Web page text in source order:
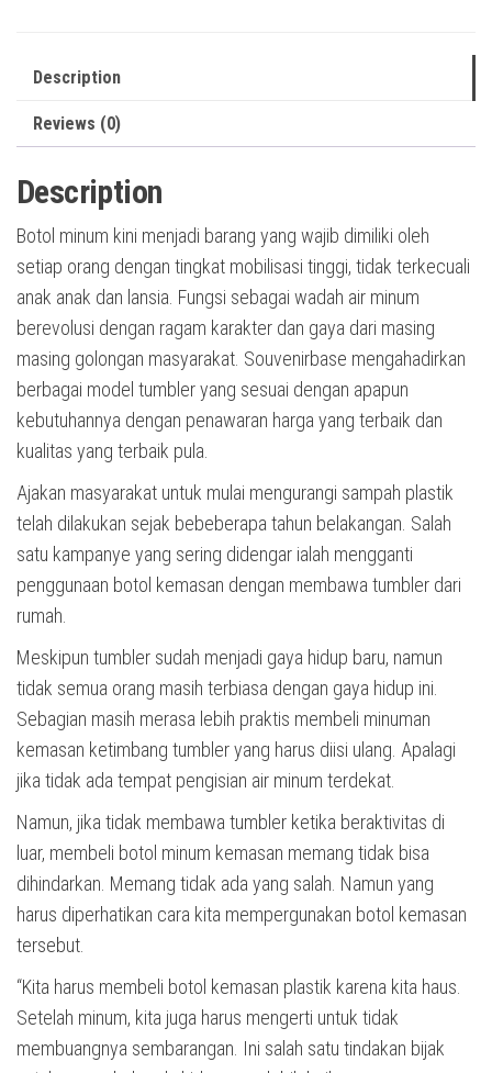
Description
Reviews (0)
Description
Botol minum kini menjadi barang yang wajib dimiliki oleh
setiap orang dengan tingkat mobilisasi tinggi, tidak terkecuali
anak anak dan lansia. Fungsi sebagai wadah air minum
berevolusi dengan ragam karakter dan gaya dari masing
masing golongan masyarakat. Souvenirbase mengahadirkan
berbagai model tumbler yang sesuai dengan apapun
kebutuhannya dengan penawaran harga yang terbaik dan
kualitas yang terbaik pula.
Ajakan masyarakat untuk mulai mengurangi sampah plastik
telah dilakukan sejak bebeberapa tahun belakangan. Salah
satu kampanye yang sering didengar ialah mengganti
penggunaan botol kemasan dengan membawa tumbler dari
rumah.
Meskipun tumbler sudah menjadi gaya hidup baru, namun
tidak semua orang masih terbiasa dengan gaya hidup ini.
Sebagian masih merasa lebih praktis membeli minuman
kemasan ketimbang tumbler yang harus diisi ulang. Apalagi
jika tidak ada tempat pengisian air minum terdekat.
Namun, jika tidak membawa tumbler ketika beraktivitas di
luar, membeli botol minum kemasan memang tidak bisa
dihindarkan. Memang tidak ada yang salah. Namun yang
harus diperhatikan cara kita mempergunakan botol kemasan
tersebut.
“Kita harus membeli botol kemasan plastik karena kita haus.
Setelah minum, kita juga harus mengerti untuk tidak
membuangnya sembarangan. Ini salah satu tindakan bijak